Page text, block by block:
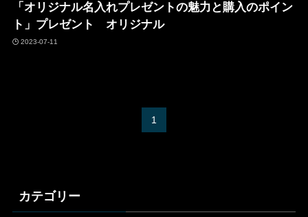
「オリジナル名入れプレゼントの魅力と購入のポイン
ト」プレゼント オリジナル
2023-07-11
1
カテゴリー